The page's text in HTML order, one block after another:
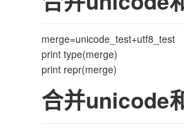
merge=unicode_test+utf8_test
print type(merge)
print repr(merge)
合并unicode